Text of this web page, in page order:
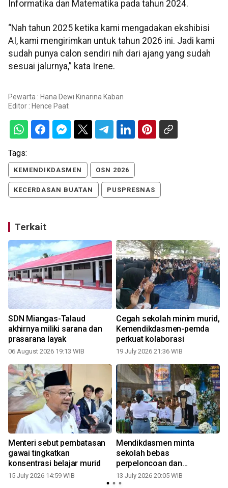
Informatika dan Matematika pada tahun 2024.
“Nah tahun 2025 ketika kami mengadakan ekshibisi
AI, kami mengirimkan untuk tahun 2026 ini. Jadi kami
sudah punya calon sendiri nih dari ajang yang sudah
sesuai jalurnya,” kata Irene.
Pewarta : Hana Dewi Kinarina Kaban
Editor : Hence Paat
Tags:
KEMENDIKDASMEN OSN 2026
KECERDASAN BUATAN PUSPRESNAS
Terkait
SDN Miangas-Talaud
akhirnya miliki sarana dan
prasarana layak
06 August 2026 19:13 WIB
Cegah sekolah minim murid,
Kemendikdasmen-pemda
perkuat kolaborasi
19 July 2026 21:36 WIB
Menteri sebut pembatasan
gawai tingkatkan
konsentrasi belajar murid
15 July 2026 14:59 WIB
Mendikdasmen minta
sekolah bebas
perpeloncoan dan
senioritas
13 July 2026 20:05 WIB